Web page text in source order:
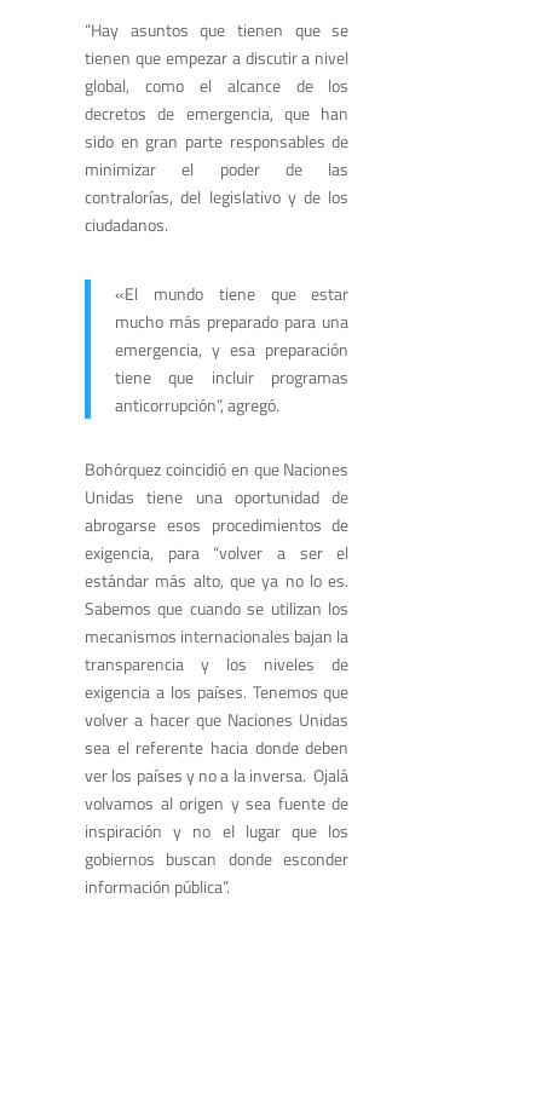
“Hay asuntos que tienen que se
tienen que empezar a discutir a nivel
global, como el alcance de los
decretos de emergencia, que han
sido en gran parte responsables de
minimizar el poder de las
contralorías, del legislativo y de los
ciudadanos.
«El mundo tiene que estar
mucho más preparado para una
emergencia, y esa preparación
tiene que incluir programas
anticorrupción”, agregó.
Bohórquez coincidió en que Naciones
Unidas tiene una oportunidad de
abrogarse esos procedimientos de
exigencia, para “volver a ser el
estándar más alto, que ya no lo es.
Sabemos que cuando se utilizan los
mecanismos internacionales bajan la
transparencia y los niveles de
exigencia a los países. Tenemos que
volver a hacer que Naciones Unidas
sea el referente hacia donde deben
ver los países y no a la inversa. Ojalá
volvamos al origen y sea fuente de
inspiración y no el lugar que los
gobiernos buscan donde esconder
información pública”.